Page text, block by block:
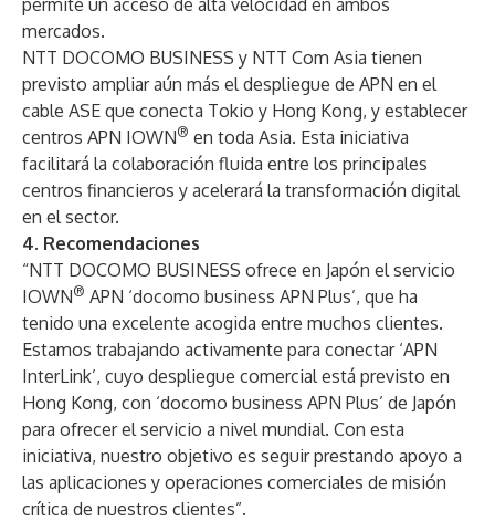
permite un acceso de alta velocidad en ambos
mercados.
NTT DOCOMO BUSINESS y NTT Com Asia tienen
previsto ampliar aún más el despliegue de APN en el
cable ASE que conecta Tokio y Hong Kong, y establecer
centros APN IOWN® en toda Asia. Esta iniciativa
facilitará la colaboración fluida entre los principales
centros financieros y acelerará la transformación digital
en el sector.
4. Recomendaciones
“NTT DOCOMO BUSINESS ofrece en Japón el servicio
IOWN® APN ‘docomo business APN Plus’, que ha
tenido una excelente acogida entre muchos clientes.
Estamos trabajando activamente para conectar ‘APN
InterLink’, cuyo despliegue comercial está previsto en
Hong Kong, con ‘docomo business APN Plus’ de Japón
para ofrecer el servicio a nivel mundial. Con esta
iniciativa, nuestro objetivo es seguir prestando apoyo a
las aplicaciones y operaciones comerciales de misión
crítica de nuestros clientes”.